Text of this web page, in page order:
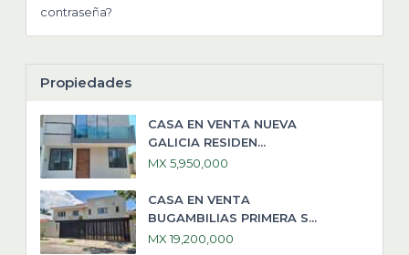
contraseña?
Propiedades
CASA EN VENTA NUEVA
GALICIA RESIDEN...
MX 5,950,000
CASA EN VENTA
BUGAMBILIAS PRIMERA S...
MX 19,200,000